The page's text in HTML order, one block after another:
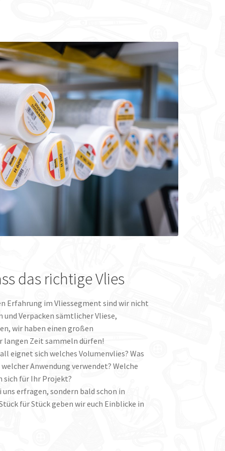
das richtige Vlies
Erfahrung im Vliessegment sind wir nicht
und Verpacken sämtlicher Vliese,
wir haben einen großen
langen Zeit sammeln dürfen!
eignet sich welches Volumenvlies? Was
Anwendung verwendet? Welche
sich für Ihr Projekt?
erfragen, sondern bald schon in
für Stück geben wir euch Einblicke in